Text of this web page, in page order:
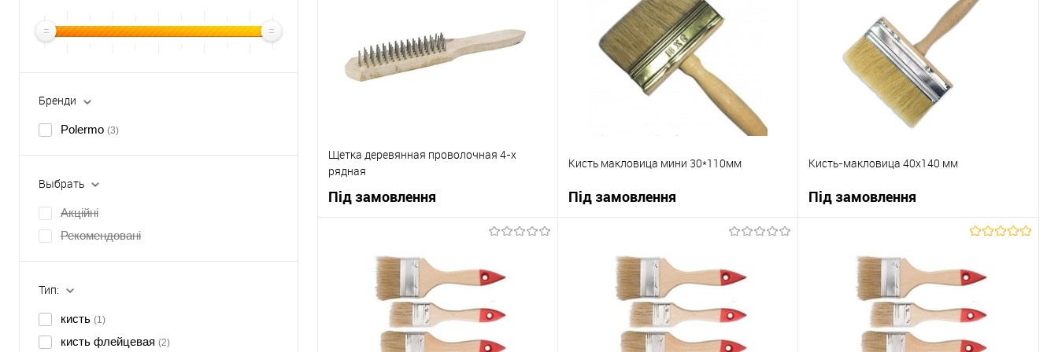
Бренди
Polermo (3)
Выбрать
Акційні
Рекомендовані
Тип:
кисть (1)
кисть флейцевая (2)
Щетка деревянная проволочная 4-х
рядная
Під замовлення
Купити в 1 клік
До порівняння
В вибране
Під замовлення
Кисть макловица мини 30*110мм
Під замовлення
Купити в 1 клік
До порівняння
В вибране
Під замовлення
Кисть-макловица 40х140 мм
Під замовлення
Купити в 1 клік
До порівняння
В вибране
Під замовлення